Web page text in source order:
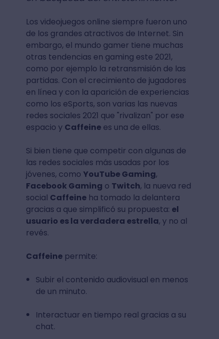
Los videojuegos online siempre fueron uno
de los grandes atractivos de Internet. Sin
embargo, el mundo gamer tiene muchas
otras tendencias en gaming este 2021,
como por ejemplo la retransmisión de las
partidas. Con el crecimiento de jugadores
en línea y con la aparición de experiencias
como los eSports, son varias las nuevas
redes sociales 2021 que "rivalizan" por ese
espacio y Caffeinees una de ellas.
Si bien tiene que competir con algunas de
las redes sociales más usadas por los
jóvenes, como YouTube Gaming,
Facebook Gaming o Twitch, la nueva red
social Caffeineha tomado la delantera
gracias a que simplificó su propuesta: el
usuario es la verdadera estrella, y no al
revés.
Caffeinepermite:
Subir el contenido audiovisual en menos
de un minuto.
Interactuar en tiempo real gracias a su
chat.